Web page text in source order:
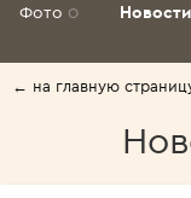
Фото 0
← на главную